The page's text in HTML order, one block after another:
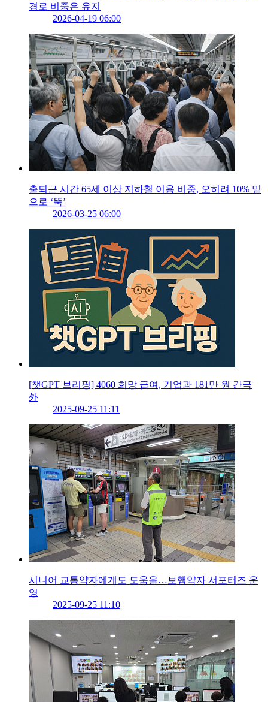
경로 비중은 유지
2026-04-19 06:00
출퇴근 시간 65세 이상 지하철 이용 비중, 오히려 10% 밑
으로 ‘뚝’
2026-03-25 06:00
[챗GPT 브리핑] 4060 희망 급여, 기업과 181만 원 간극
外
2025-09-25 11:11
시니어 교통약자에게도 도움을…보행약자 서포터즈 운
영
2025-09-25 11:10